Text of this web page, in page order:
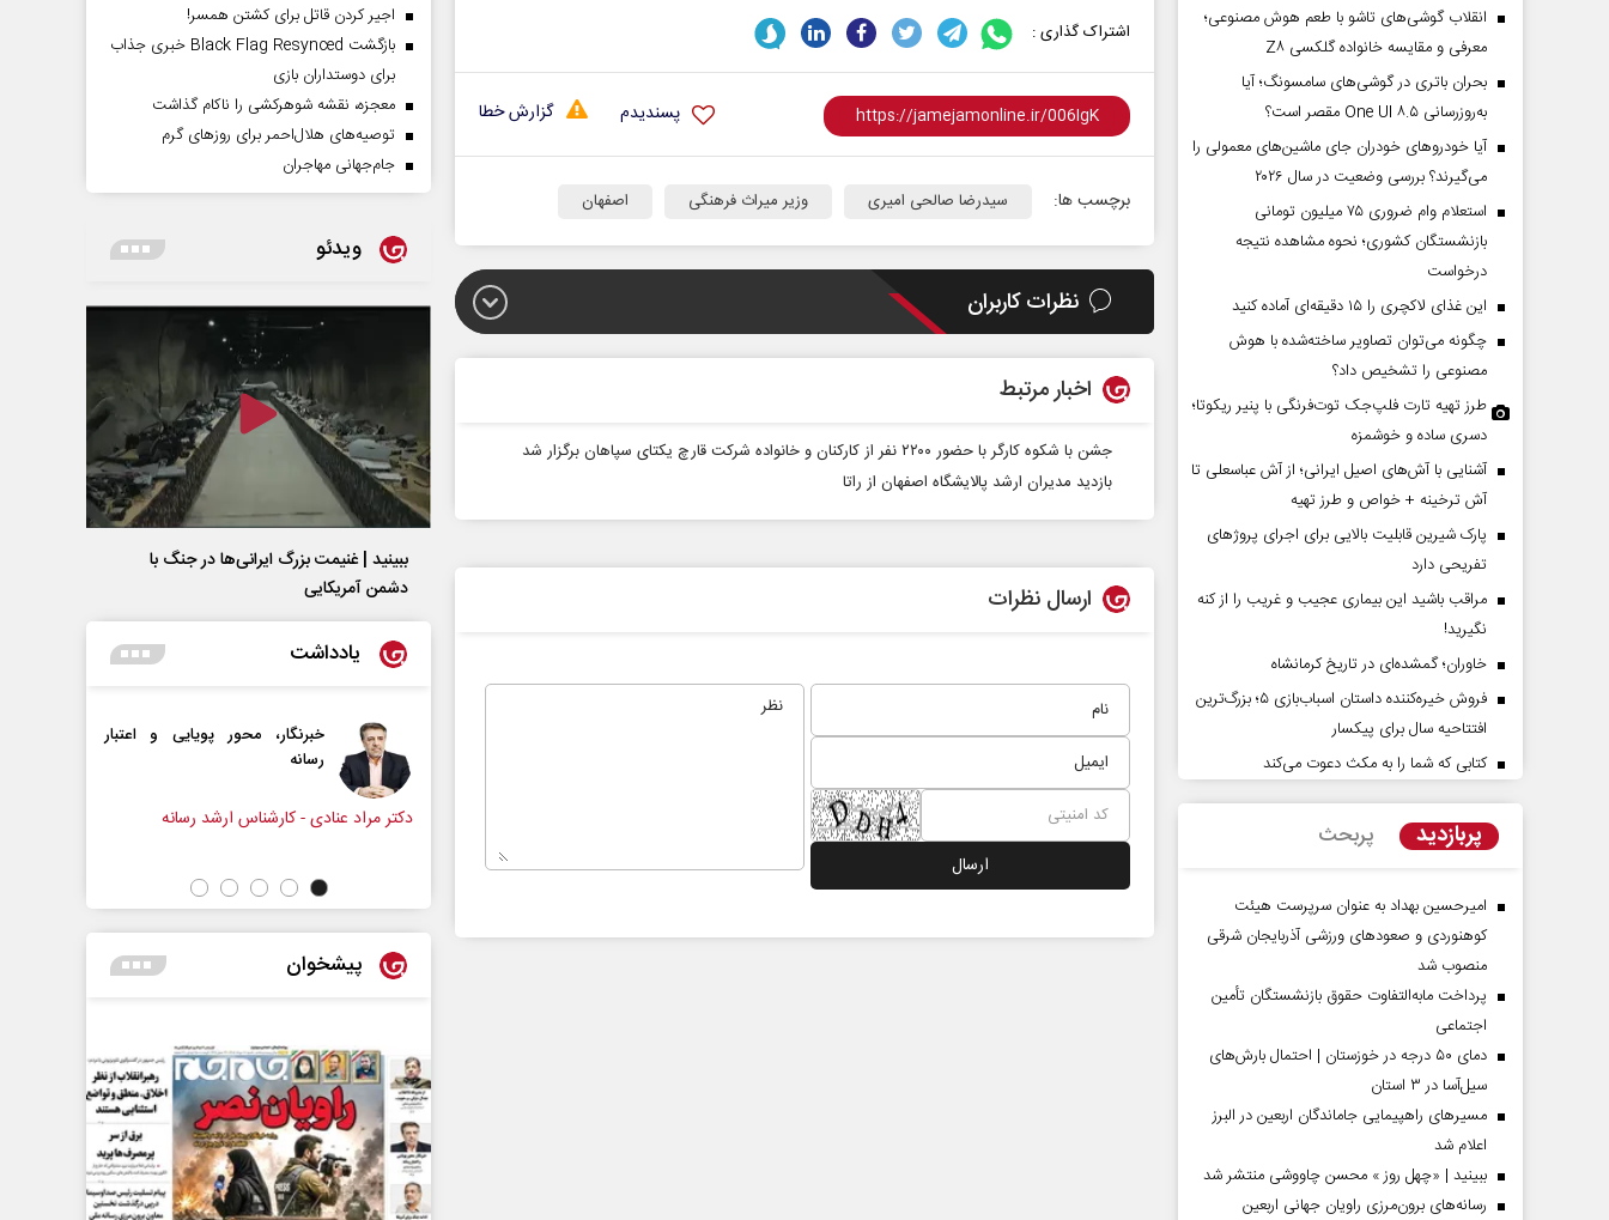
اشتراک گذاری :
گزارش خطا پسندیدم
برچسب ها: سیدرضا صالحی امیری وزیر میراث فرهنگی اصفهان
نظرات کاربران
اخبار مرتبط
جشن با شکوه کارگر با حضور ۲۲۰۰ نفر از کارکنان و خانواده شرکت قارچ یکتای سپاهان برگزار شد
بازدید مدیران ارشد پالایشگاه اصفهان از راتا
ارسال نظرات
انقلاب گوشی‌های تاشو‌ با طعم هوش مصنوعی؛
معرفی و مقایسه خانواده گلکسی Z۸
بحران باتری در گوشی‌های سامسونگ؛ آیا
به‌روزرسانی One UI ۸.۵ مقصر است؟
آیا خودروهای خودران جای ماشین‌های معمولی را
می‌گیرند؟ بررسی وضعیت در سال ۲۰۲۶
استعلام وام ضروری ۷۵ میلیون تومانی
بازنشستگان کشوری؛ نحوه مشاهده نتیجه
درخواست
این غذای لاکچری را ۱۵ دقیقه‌ای آماده کنید
چگونه می‌توان تصاویر ساخته‌شده با هوش
مصنوعی را تشخیص داد؟
طرز تهیه تارت فلپ‌جک توت‌فرنگی با پنیر ریکوتا؛
دسری ساده و خوشمزه
آشنایی با آش‌های اصیل ایرانی؛ از آش عباسعلی تا
آش ترخینه + خواص و طرز تهیه
پارک شیرین قابلیت‌ بالایی برای اجرای پروژهای
تفریحی دارد
مراقب باشید این بیماری عجیب و غریب را از کنه
نگیرید!
خاوران؛ گمشده‌ای در تاریخ کرمانشاه
فروش خیره‌کننده داستان اسباب‌بازی ۵؛ بزرگ‌ترین
افتتاحیه سال برای پیکسار
کتابی که شما را به مکث دعوت می‌کند
پربازدید پربحث
امیرحسین بهداد به عنوان سرپرست هیئت
کوهنوردی و صعودهای ورزشی آذربایجان شرقی
منصوب شد
پرداخت مابه‌التفاوت حقوق بازنشستگان تأمین
اجتماعی
دمای ۵۰ درجه در خوزستان | احتمال بارش‌های
سیل‌آسا در ۳ استان
مسیر‌های راهپیمایی جاماندگان اربعین در البرز
اعلام شد
ببینید | «چهل روز » محسن چاووشی منتشر شد
رسانه‌های برون‌مرزی راویان جهانی اربعین
اجیر کردن قاتل برای کشتن همسر!
بازگشت Black Flag Resynced خبری جذاب
برای دوستداران بازی
معجزه، نقشه شوهرکشی را ناکام گذاشت
توصیه‌های هلال‌احمر برای روز‌های گرم
جام‌جهانی مهاجران
ویدئو
ببینید | غنیمت بزرگ ایرانی‌ها در جنگ با
دشمن آمریکایی
یادداشت
راوی حقیقتِ آرامش‌ بخش روز روایتگران حقیقت
دکتر حسین قرایی - مدیر کل روابط عمومی
ادامه جنگ برای آمریکا یعنی
دکتر محمد باقر خرمشاد - استاد دانشگاه
خبرنگار، محور پویایی و اعتبار
دکتر مراد عنادی - کارشناس ارشد رسانه
دروازه‌بانی اندوه در مسیر
پیشخوان